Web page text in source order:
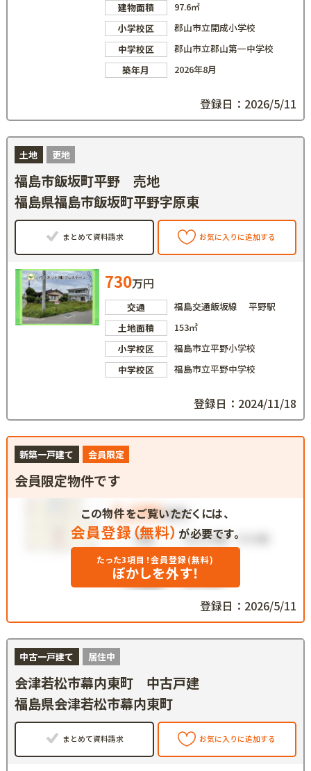
建物面積
97.6㎡
小学校区
郡山市立開成小学校
中学校区
郡山市立郡山第一中学校
築年月
2026年8月
登録日：2026/5/11
土地 更地
福島市飯坂町平野 売地
福島県福島市飯坂町平野字原東
まとめて資料請求 お気に入りに追加する
730万円
交通
福島交通飯坂線 平野駅
土地面積
153㎡
小学校区
福島市立平野小学校
中学校区
福島市立平野中学校
登録日：2024/11/18
新築一戸建て 会員限定
会員限定物件です
この物件をご覧いただくには、
会員登録（無料） が必要です。
たった3項目！会員登録(無料)
ぼかしを外す！
登録日：2026/5/11
中古一戸建て 居住中
会津若松市幕内東町 中古戸建
福島県会津若松市幕内東町
まとめて資料請求 お気に入りに追加する